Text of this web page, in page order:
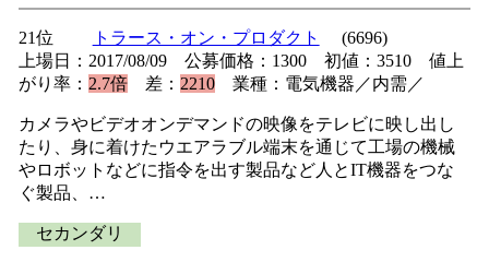
21位 トラース・オン・プロダクト
(6696)
上場日：2017/08/09 公募価格：1300 初値：3510 値上
がり率： 2.7倍差： 2210業種：電気機器／内需／
カメラやビデオオンデマンドの映像をテレビに映し出し
たり、身に着けたウエアラブル端末を通じて工場の機械
やロボットなどに指令を出す製品など人とIT機器をつな
ぐ製品、…
セカンダリ